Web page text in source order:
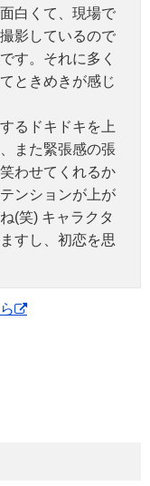
白くて、現場で
影しているので
す。それに多く
ときめきが感じ
るドキドキを上
また緊張感の張
わせてくれるか
ンションが上が
(笑) キャラクタ
すし、初恋を思